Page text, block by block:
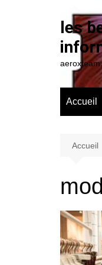
les
Accueil
Accueil